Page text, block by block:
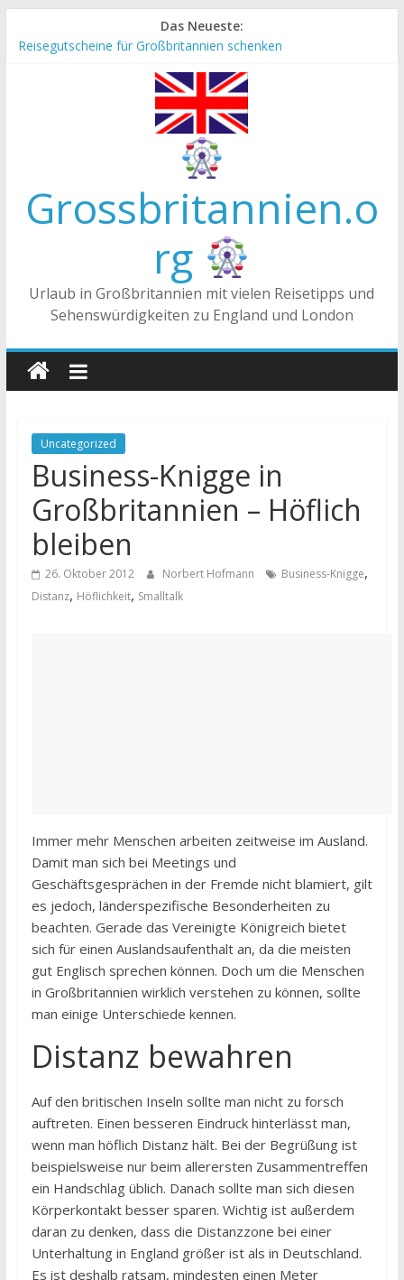
Inhalt
Das Neueste:
Reisegutscheine für Großbritannien schenken
Die Unterschiede zwischen Vereinigtes Königreich,
Großbritannien und England
Tea-Time – Was wird in Großbritannien getrunken?
Grossbritannien.o
rg
Urlaub in Großbritannien mit vielen Reisetipps und
Sehenswürdigkeiten zu England und London
Uncategorized
Business-Knigge in
Großbritannien – Höflich
bleiben
26. Oktober 2012 Norbert Hofmann Business-Knigge,
Distanz, Höflichkeit, Smalltalk
Immer mehr Menschen arbeiten zeitweise im Ausland.
Damit man sich bei Meetings und
Geschäftsgesprächen in der Fremde nicht blamiert, gilt
es jedoch, länderspezifische Besonderheiten zu
beachten. Gerade das Vereinigte Königreich bietet
sich für einen Auslandsaufenthalt an, da die meisten
gut Englisch sprechen können. Doch um die Menschen
in Großbritannien wirklich verstehen zu können, sollte
man einige Unterschiede kennen.
Distanz bewahren
Auf den britischen Inseln sollte man nicht zu forsch
auftreten. Einen besseren Eindruck hinterlässt man,
wenn man höflich Distanz hält. Bei der Begrüßung ist
beispielsweise nur beim allerersten Zusammentreffen
ein Handschlag üblich. Danach sollte man sich diesen
Körperkontakt besser sparen. Wichtig ist außerdem
daran zu denken, dass die Distanzzone bei einer
Unterhaltung in England größer ist als in Deutschland.
Es ist deshalb ratsam, mindesten einen Meter